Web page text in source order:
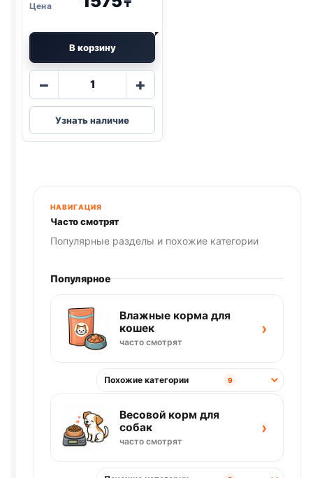
В корзину
−
Количество
Darsi
ж/
б
850г
+
Узнать наличие
НАВИГАЦИЯ
Часто смотрят
Популярные разделы и похожие категории
Популярное
Влажные корма для
кошек
часто смотрят
›
Похожие категории 9
Весовой корм для
собак
часто смотрят
›